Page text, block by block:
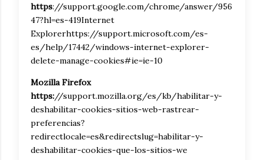
https://support.google.com/chrome/answer/956
47?hl=es-419Internet
Explorerhttps://support.microsoft.com/es-
es/help/17442/windows-internet-explorer-
delete-manage-cookies#ie=ie-10
Mozilla Firefox
https://support.mozilla.org/es/kb/habilitar-y-
deshabilitar-cookies-sitios-web-rastrear-
preferencias?
redirectlocale=es&redirectslug=habilitar-y-
deshabilitar-cookies-que-los-sitios-we